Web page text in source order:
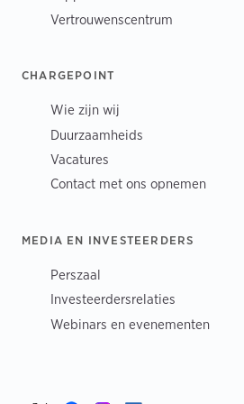
Vertrouwenscentrum
CHARGEPOINT
Wie zijn wij
Duurzaamheids
Vacatures
Contact met ons opnemen
MEDIA EN INVESTEERDERS
Perszaal
Investeerdersrelaties
Webinars en evenementen